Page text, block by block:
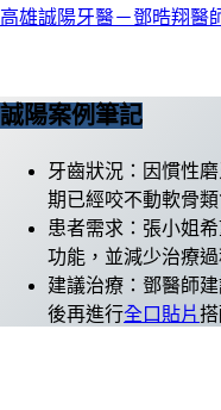
高雄誠陽牙醫－鄧晧翔醫
誠陽案例筆記
牙齒狀況：因慣性
期已經咬不動軟骨類
患者需求：張小姐
功能，並減少治療
建議治療：鄧醫師
後再進行全口貼片